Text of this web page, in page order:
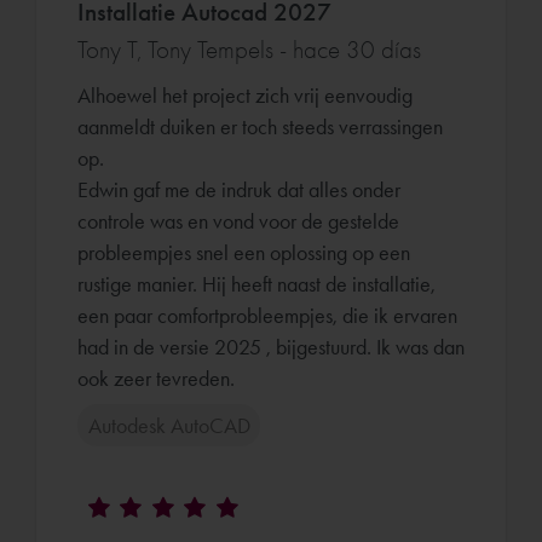
Installatie Autocad 2027
Tony T, Tony Tempels - hace 30 días
Alhoewel het project zich vrij eenvoudig
aanmeldt duiken er toch steeds verrassingen
op.
Edwin gaf me de indruk dat alles onder
controle was en vond voor de gestelde
probleempjes snel een oplossing op een
rustige manier. Hij heeft naast de installatie,
een paar comfortprobleempjes, die ik ervaren
had in de versie 2025 , bijgestuurd. Ik was dan
ook zeer tevreden.
Autodesk AutoCAD